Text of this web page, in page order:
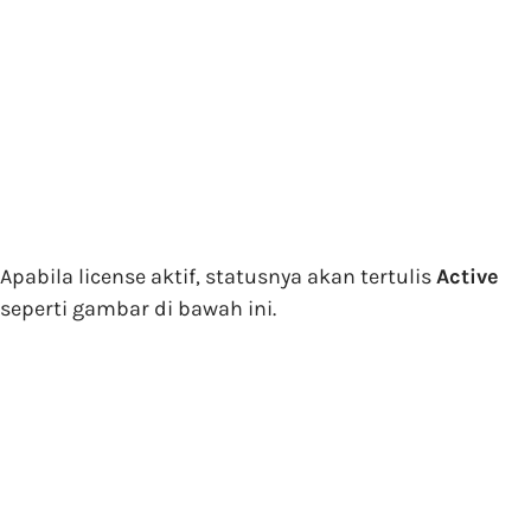
Apabila license aktif, statusnya akan tertulisActive
seperti gambar di bawah ini.